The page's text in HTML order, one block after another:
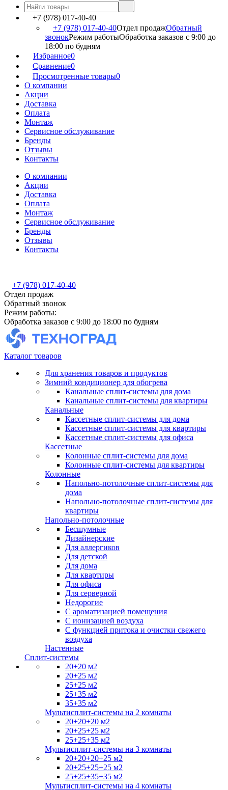
+7 (978) 017-40-40
+7 (978) 017-40-40Отдел продажОбратный
звонокРежим работыОбработка заказов с 9:00 до
18:00 по будням
Избранное0
Сравнение0
Просмотренные товары0
О компании
Акции
Доставка
Оплата
Монтаж
Сервисное обслуживание
Бренды
Отзывы
Контакты
О компании
Акции
Доставка
Оплата
Монтаж
Сервисное обслуживание
Бренды
Отзывы
Контакты
+7 (978) 017-40-40
Отдел продаж
Обратный звонок
Режим работы:
Обработка заказов с 9:00 до 18:00 по будням
Каталог товаров
Для хранения товаров и продуктов
Зимний кондиционер для обогрева
Канальные сплит-системы для дома
Канальные сплит-системы для квартиры
Канальные
Кассетные сплит-системы для дома
Кассетные сплит-системы для квартиры
Кассетные сплит-системы для офиса
Кассетные
Колонные сплит-системы для дома
Колонные сплит-системы для квартиры
Колонные
Напольно-потолочные сплит-системы для
дома
Напольно-потолочные сплит-системы для
квартиры
Напольно-потолочные
Бесшумные
Дизайнерские
Для аллергиков
Для детской
Для дома
Для квартиры
Для офиса
Для серверной
Недорогие
С ароматизацией помещения
С ионизацией воздуха
С функцией притока и очистки свежего
воздуха
Настенные
Сплит-системы
20+20 м2
20+25 м2
25+25 м2
25+35 м2
35+35 м2
Мультисплит-системы на 2 комнаты
20+20+20 м2
20+25+25 м2
25+25+35 м2
Мультисплит-системы на 3 комнаты
20+20+20+25 м2
20+25+25+25 м2
25+25+35+35 м2
Мультисплит-системы на 4 комнаты